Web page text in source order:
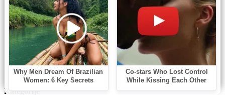
prosinac 2019
studeni 2019
listopad 2019
rujan 2019
kolovoz 2019
srpanj 2019
lipanj 2019
svibanj 2019
Kategorije